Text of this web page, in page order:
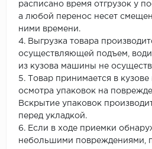
расписано время отгрузок у
а любой перенос несет
ними времени.
4. Выгрузка товара
осуществляющей подъем,
из кузова машины не
5. Товар принимается в
осмотра упаковок на
Вскрытие упаковок
перед укладкой.
6. Если в ходе приемки
небольшими повреждениями,